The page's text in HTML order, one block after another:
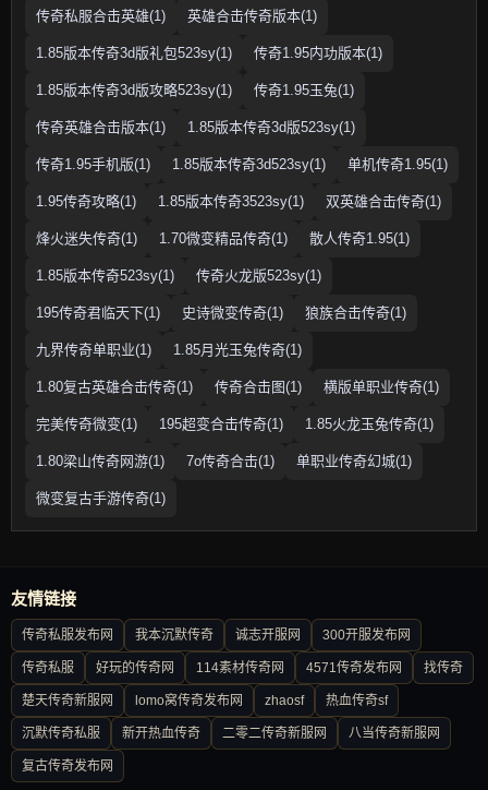
传奇私服合击英雄(1) 英雄合击传奇版本(1)
1.85版本传奇3d版礼包523sy(1) 传奇1.95内功版本(1)
1.85版本传奇3d版攻略523sy(1) 传奇1.95玉兔(1)
传奇英雄合击版本(1) 1.85版本传奇3d版523sy(1)
传奇1.95手机版(1) 1.85版本传奇3d523sy(1) 单机传奇1.95(1)
1.95传奇攻略(1) 1.85版本传奇3523sy(1) 双英雄合击传奇(1)
烽火迷失传奇(1) 1.70微变精品传奇(1) 散人传奇1.95(1)
1.85版本传奇523sy(1) 传奇火龙版523sy(1)
195传奇君临天下(1) 史诗微变传奇(1) 狼族合击传奇(1)
九界传奇单职业(1) 1.85月光玉兔传奇(1)
1.80复古英雄合击传奇(1) 传奇合击图(1) 横版单职业传奇(1)
完美传奇微变(1) 195超变合击传奇(1) 1.85火龙玉兔传奇(1)
1.80梁山传奇网游(1) 7o传奇合击(1) 单职业传奇幻城(1)
微变复古手游传奇(1)
友情链接
传奇私服发布网 我本沉默传奇 诚志开服网 300开服发布网
传奇私服 好玩的传奇网 114素材传奇网 4571传奇发布网 找传奇
楚天传奇新服网 lomo窝传奇发布网 zhaosf 热血传奇sf
沉默传奇私服 新开热血传奇 二零二传奇新服网 八当传奇新服网
复古传奇发布网